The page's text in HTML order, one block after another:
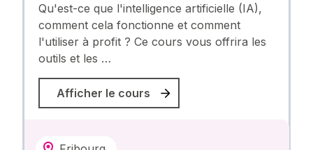
Qu'est-ce que l'intelligence artificielle (IA),
comment cela fonctionne et comment
l'utiliser à profit ? Ce cours vous offrira les
outils et les …
Afficher le cours